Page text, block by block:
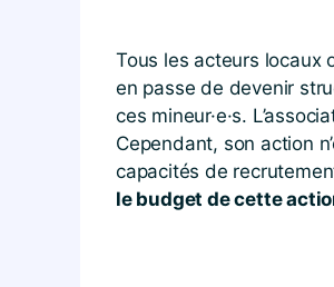
Tous les acteurs locaux
en passe de devenir
ces mineur·e·s.
Cependant, son action
capacités de
le budget de cette